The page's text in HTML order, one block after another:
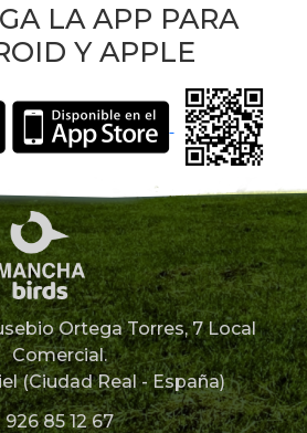
LA APP PARA
Y APPLE
Ortega Torres, 7 Local
Comercial.
(Ciudad Real - España)
926 85 12 67